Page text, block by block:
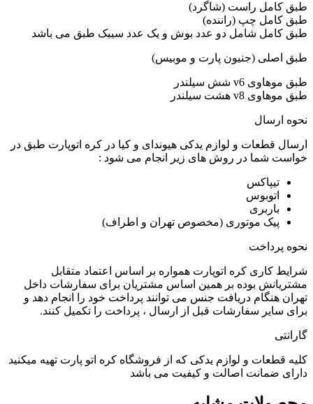
طبق کامل راست (شاگرد)
طبق کامل چپ (راننده)
طبق کامل شامل دو عدد بوش و یک عدد سیبک طبق می باشد
طبق اصلی (جنیون پارت و موبیس)
طبق موهاوی v6 شش سیلندر
طبق موهاوی v8 هشت سیلندر
نحوه ارسال
ارسال قطعات و لوازم یدکی هیوندای و کیا در کره اتوپارت طبق در
خواست شما در روش های زیر انجام می شود :
تیپاکس
اتوبوس
باربری
پیک موتوری (مخصوص تهران و اطراف)
نحوه پرداخت
شرایط کاری کره اتوپارت همواره بر اساس اعتماد متقابل
مشتریانش بوده بر همین اساس مشتریان برای سفارشات داخل
تهران هنگام دریافت جنس می توانند پرداخت خود را انجام دهد و
برای سایر سفارشات قبل از ارسال ، پرداخت را تکمیل کنند.
گارانتی
کلیه قطعات و لوازم یدکی که از فروشگاه کره اتو پارت تهیه میکنید
دارای ضمانت اصالت و کیفیت می باشد